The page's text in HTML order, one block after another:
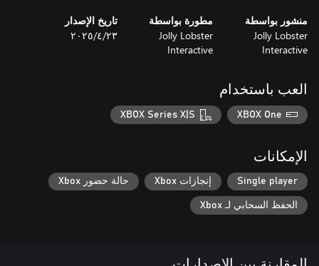
منشور بواسطة
Jolly Lobster
Interactive
مطورة بواسطة
Jolly Lobster
Interactive
تاريخ الإصدار
٢٣‏/٤‏/٢٠٢٥
العب باستخدام
XBOX One
XBOX Series X|S
الإمكانات
Single player إنجازات Xbox حالة حضور Xbox
الحفظ السحابي لـ Xbox